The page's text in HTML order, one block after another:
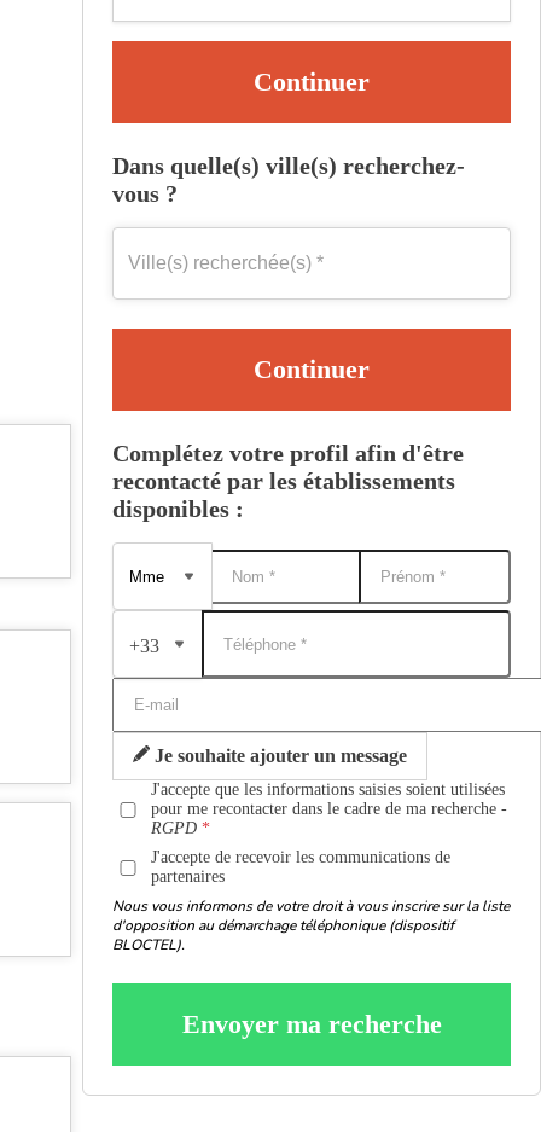
Continuer
Dans quelle(s) ville(s) recherchez-
vous ?
Continuer
Complétez votre profil afin d'être
recontacté par les établissements
disponibles :
+33
Je souhaite ajouter un message
J'accepte que les informations saisies soient utilisées
pour me recontacter dans le cadre de ma recherche -
RGPD
J'accepte de recevoir les communications de
partenaires
Nous vous informons de votre droit à vous inscrire sur la liste
d'opposition au démarchage téléphonique (dispositif
BLOCTEL).
Envoyer ma recherche